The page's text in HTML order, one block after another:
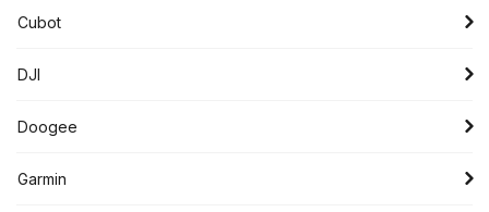
Cubot
DJI
Doogee
Garmin